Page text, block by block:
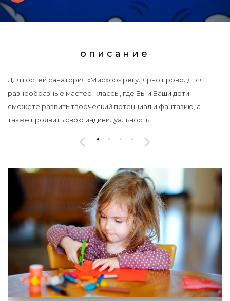
описание
Для гостей санатория «Мисхор» регулярно проводятся
разнообразные мастер-классы, где Вы и Ваши дети
сможете развить творческий потенциал и фантазию, а
также проявить свою индивидуальность.